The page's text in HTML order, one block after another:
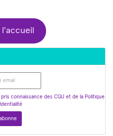
l'accueil
connaissance des CGU et de la Politique